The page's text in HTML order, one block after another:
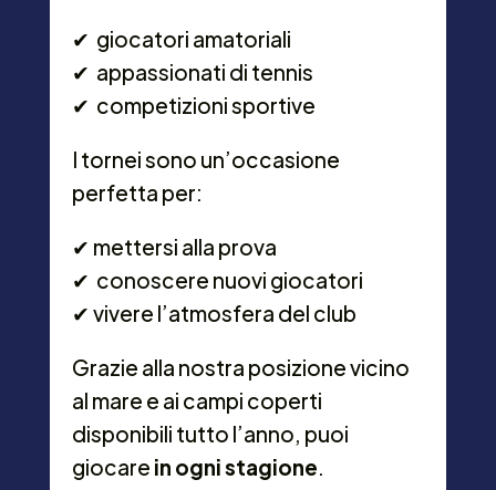
✔︎ giocatori amatoriali
✔︎ appassionati di tennis
✔︎ competizioni sportive
I tornei sono un’occasione
perfetta per:
✔︎ mettersi alla prova
✔︎ conoscere nuovi giocatori
✔︎ vivere l’atmosfera del club
Grazie alla nostra posizione vicino
al mare e ai campi coperti
disponibili tutto l’anno, puoi
giocare in ogni stagione.